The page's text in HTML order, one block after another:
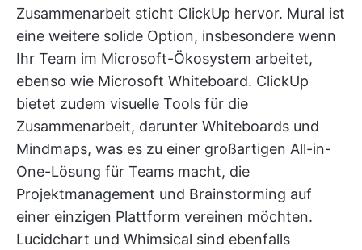
Zusammenarbeit sticht ClickUp hervor. Mural ist
eine weitere solide Option, insbesondere wenn
Ihr Team im Microsoft-Ökosystem arbeitet,
ebenso wie Microsoft Whiteboard. ClickUp
bietet zudem visuelle Tools für die
Zusammenarbeit, darunter Whiteboards und
Mindmaps, was es zu einer großartigen All-in-
One-Lösung für Teams macht, die
Projektmanagement und Brainstorming auf
einer einzigen Plattform vereinen möchten.
Lucidchart und Whimsical sind ebenfalls